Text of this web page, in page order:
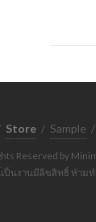
Store / Sample /
Reserved by
ป็นงานมีลิขสิทธิ์ ห้าม